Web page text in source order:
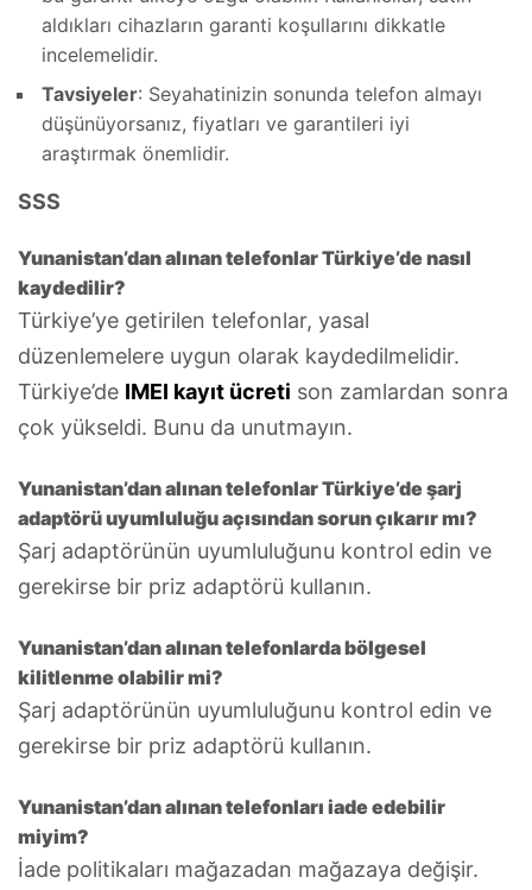
aldıkları cihazların garanti koşullarını dikkatle
incelemelidir.
Tavsiyeler: Seyahatinizin sonunda telefon almayı
düşünüyorsanız, fiyatları ve garantileri iyi
araştırmak önemlidir.
SSS
Yunanistan’dan alınan telefonlar Türkiye’de nasıl
kaydedilir?
Türkiye’ye getirilen telefonlar, yasal
düzenlemelere uygun olarak kaydedilmelidir.
Türkiye’de IMEI kayıt ücreti son zamlardan sonra
çok yükseldi. Bunu da unutmayın.
Yunanistan’dan alınan telefonlar Türkiye’de şarj
adaptörü uyumluluğu açısından sorun çıkarır mı?
Şarj adaptörünün uyumluluğunu kontrol edin ve
gerekirse bir priz adaptörü kullanın.
Yunanistan’dan alınan telefonlarda bölgesel
kilitlenme olabilir mi?
Şarj adaptörünün uyumluluğunu kontrol edin ve
gerekirse bir priz adaptörü kullanın.
Yunanistan’dan alınan telefonları iade edebilir
miyim?
İade politikaları mağazadan mağazaya değişir.